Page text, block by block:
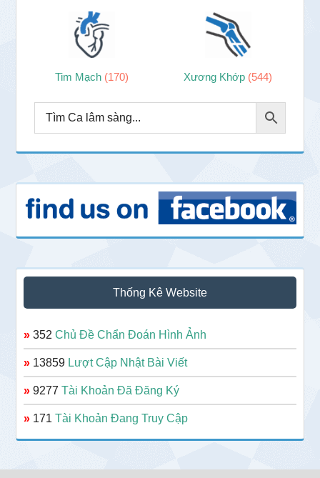
Tim Mạch (170) Xương Khớp (544)
Thống Kê Website
» 352Chủ Đề Chẩn Đoán Hình Ảnh
» 13859 Lượt Cập Nhật Bài Viết
» 9277Tài Khoản Đã Đăng Ký
» 171Tài Khoản Đang Truy Cập